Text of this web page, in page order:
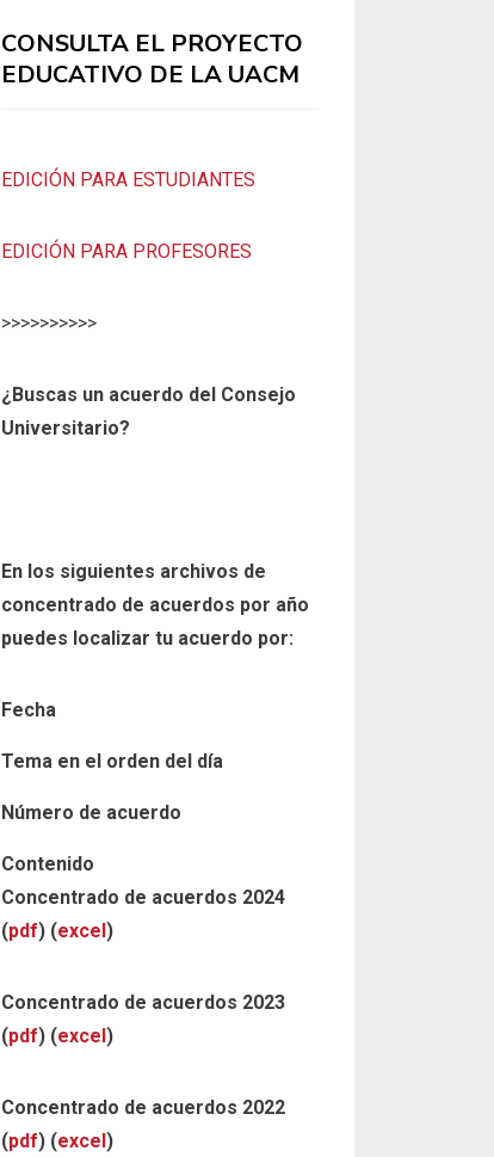
CONSULTA EL PROYECTO
EDUCATIVO DE LA UACM
EDICIÓN PARA ESTUDIANTES
EDICIÓN PARA PROFESORES
>>>>>>>>>>
¿Buscas un acuerdo del Consejo
Universitario?
En los siguientes archivos de
concentrado de acuerdos por año
puedes localizar tu acuerdo por:
Fecha
Tema en el orden del día
Número de acuerdo
Contenido
Concentrado de acuerdos 2024
(pdf) (excel)
Concentrado de acuerdos 2023
(pdf) (excel)
Concentrado de acuerdos 2022
(pdf) (excel)